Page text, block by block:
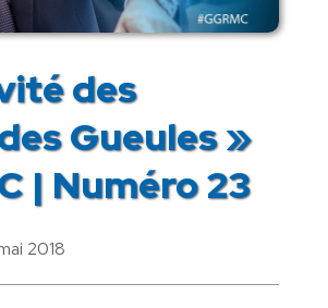
des
Gueules »
| Numéro 23
2018